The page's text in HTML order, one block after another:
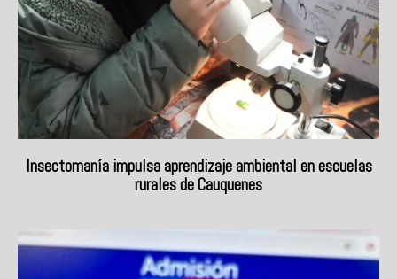
Insectomanía impulsa aprendizaje ambiental en escuelas
rurales de Cauquenes